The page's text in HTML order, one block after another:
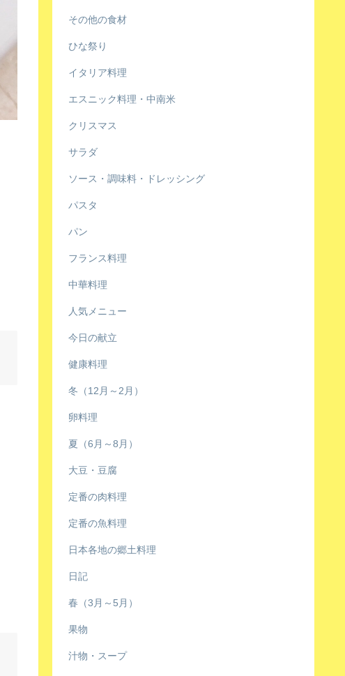
その他の食材
ひな祭り
イタリア料理
エスニック料理・中南米
クリスマス
サラダ
ソース・調味料・ドレッシング
パスタ
パン
フランス料理
中華料理
人気メニュー
今日の献立
健康料理
冬（12月～2月）
卵料理
夏（6月～8月）
大豆・豆腐
定番の肉料理
定番の魚料理
日本各地の郷土料理
日記
春（3月～5月）
果物
汁物・スープ